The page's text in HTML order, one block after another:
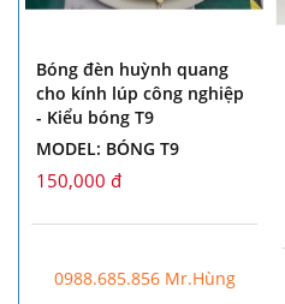
Bóng đèn huỳnh quang
cho kính lúp công nghiệp
- Kiểu bóng T9
MODEL: BÓNG T9
150,000 đ
0988.685.856 Mr.Hùng